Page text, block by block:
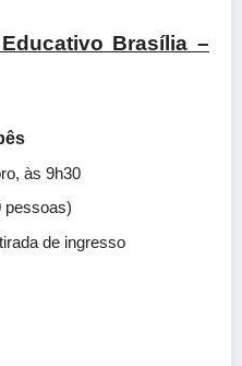
Brasília –
às 9h30
pessoas)
de ingresso